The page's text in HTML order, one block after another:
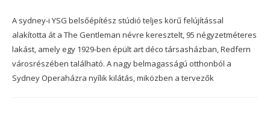
A sydney-i YSG belsőépítész stúdió teljes körű felújítással
alakította át a The Gentleman névre keresztelt, 95 négyzetméteres
lakást, amely egy 1929-ben épült art déco társasházban, Redfern
városrészében található. A nagy belmagasságú otthonból a
Sydney Operaházra nyílik kilátás, miközben a tervezők